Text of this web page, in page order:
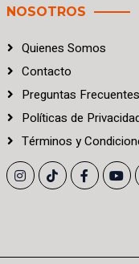
NOSOTROS
Quienes Somos
Contacto
Preguntas Frecuentes
Políticas de
Términos y